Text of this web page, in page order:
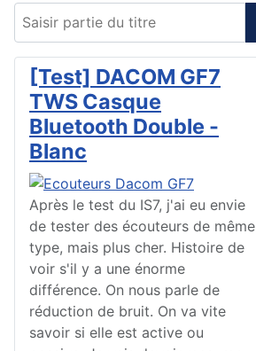
[Test] DACOM GF7
TWS Casque
Bluetooth Double -
Blanc
Après le test du IS7, j'ai eu envie
de tester des écouteurs de même
type, mais plus cher. Histoire de
voir s'il y a une énorme
différence. On nous parle de
réduction de bruit. On va vite
savoir si elle est active ou